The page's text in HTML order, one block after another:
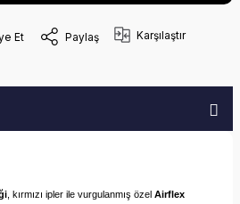
Et Paylaş Karşılaştır
, kırmızı ipler ile vurgulanmış özel Airflex